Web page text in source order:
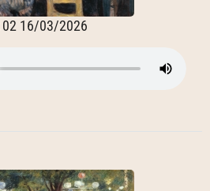
02 16/03/2026